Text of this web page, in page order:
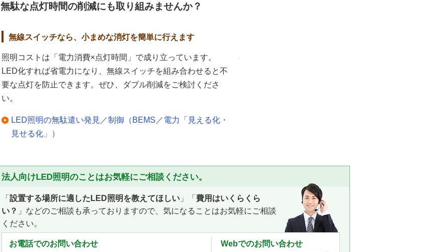
無駄な点灯時間の削減にも取り組みませんか？
無線スイッチなら、小まめな消灯を簡単に行えます
照明コストは「電力消費×点灯時間」で成り立っています。
LED化すれば省電力になり、無線スイッチを組み合わせると不
要な点灯を防止できます。ぜひ、ダブル削減をご検討くださ
い。
LED照明の無駄遣い発見／制御（BEMS／電力「見える化・
見せる化」）
法人向けLED照明のことはお気軽にご相談ください。
「 設置する場所に適したLED照明を教えてほしい 」「 費用はいくらくら
い？ 」などのご相談も承っておりますので、気になることはお気軽にご相談
ください。
お電話でのお問い合わせ Webでのお問い合わせ